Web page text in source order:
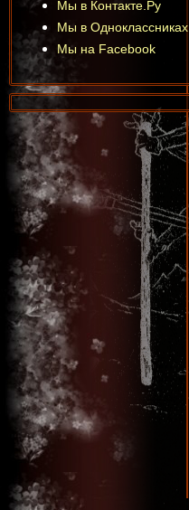
Мы в Контакте.Ру
Мы в Одноклассниках
Мы на Facebook